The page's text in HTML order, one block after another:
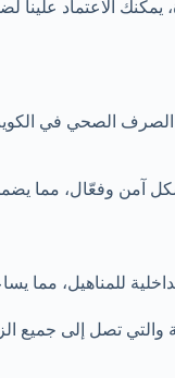
الاعتماد
الصحي في
آمن وفعّال، مما
للمناهيل،
والتي تصل إلى جميع